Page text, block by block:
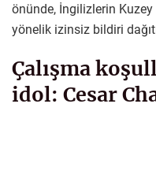
önünde, İngilizlerin
yönelik izinsiz bildiri
Çalışma
idol: Cesar